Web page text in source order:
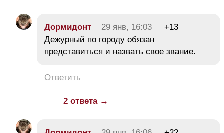
Дормидонт 29 янв, 16:03
+13
Дежурный по городу обязан
представиться и назвать свое звание.
Ответить
2 ответа →